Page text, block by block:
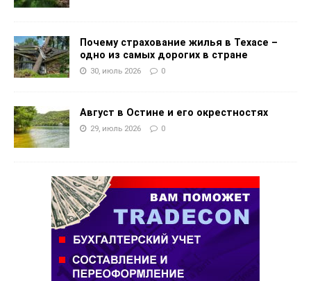
Почему страхование жилья в Техасе –
одно из самых дорогих в стране
30, июль 2026 0
Август в Остине и его окрестностях
29, июль 2026 0